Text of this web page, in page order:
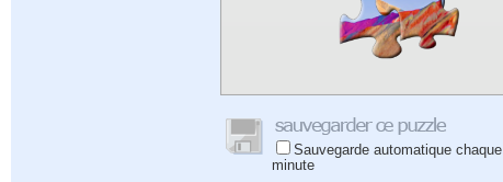
Sauvegarde automatique chaque
minute